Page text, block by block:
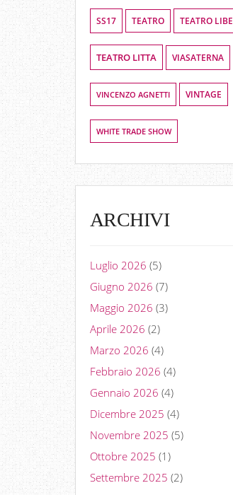
SS17 TEATRO TEATRO
TEATRO LITTA VIASATERNA
VINCENZO AGNETTI VINTAGE
WHITE TRADE SHOW
ARCHIVI
Luglio 2026 (5)
Giugno 2026 (7)
Maggio 2026 (3)
Aprile 2026 (2)
Marzo 2026 (4)
Febbraio 2026 (4)
Gennaio 2026 (4)
Dicembre 2025 (4)
Novembre 2025 (5)
Ottobre 2025 (1)
Settembre 2025 (2)